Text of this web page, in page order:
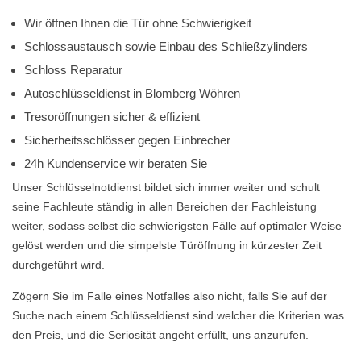
Wir öffnen Ihnen die Tür ohne Schwierigkeit
Schlossaustausch sowie Einbau des Schließzylinders
Schloss Reparatur
Autoschlüsseldienst in Blomberg Wöhren
Tresoröffnungen sicher & effizient
Sicherheitsschlösser gegen Einbrecher
24h Kundenservice wir beraten Sie
Unser Schlüsselnotdienst bildet sich immer weiter und schult
seine Fachleute ständig in allen Bereichen der Fachleistung
weiter, sodass selbst die schwierigsten Fälle auf optimaler Weise
gelöst werden und die simpelste Türöffnung in kürzester Zeit
durchgeführt wird.
Zögern Sie im Falle eines Notfalles also nicht, falls Sie auf der
Suche nach einem Schlüsseldienst sind welcher die Kriterien was
den Preis, und die Seriosität angeht erfüllt, uns anzurufen.